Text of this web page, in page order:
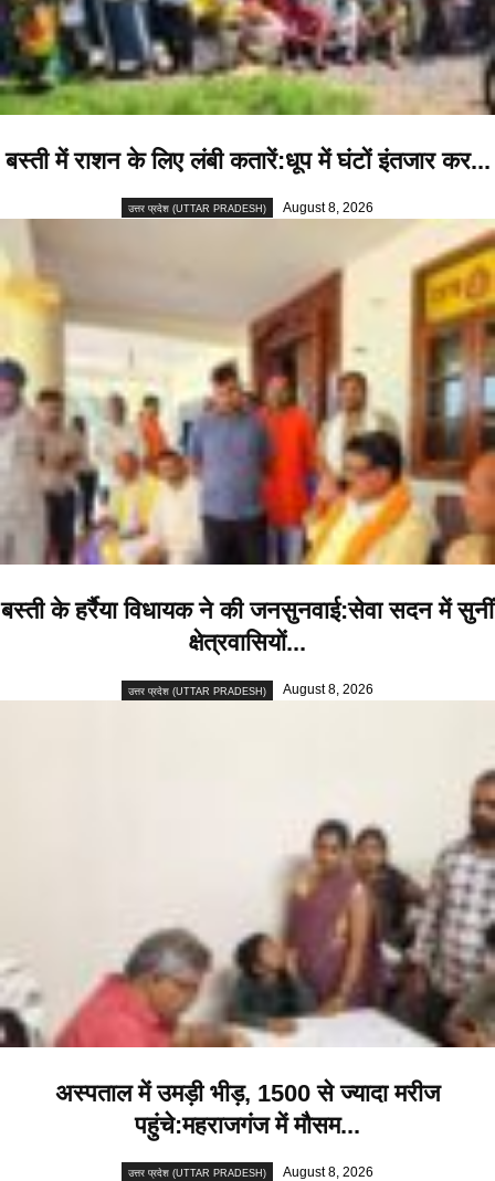
बस्ती में राशन के लिए लंबी कतारें:धूप में घंटों इंतजार कर...
उत्तर प्रदेश (UTTAR PRADESH) August 8, 2026
बस्ती के हर्रैया विधायक ने की जनसुनवाई:सेवा सदन में सुनीं
क्षेत्रवासियों...
उत्तर प्रदेश (UTTAR PRADESH) August 8, 2026
अस्पताल में उमड़ी भीड़, 1500 से ज्यादा मरीज
पहुंचे:महराजगंज में मौसम...
उत्तर प्रदेश (UTTAR PRADESH) August 8, 2026